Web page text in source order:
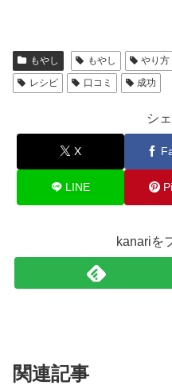
もやし もやし やり方
レシピ
口コミ 成功
シ
X
LINE
kanariを
関連記事